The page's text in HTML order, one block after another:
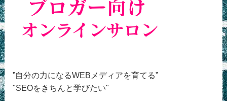
”自分の力になるWEBメディアを育てる”
"SEOをきちんと学びたい"